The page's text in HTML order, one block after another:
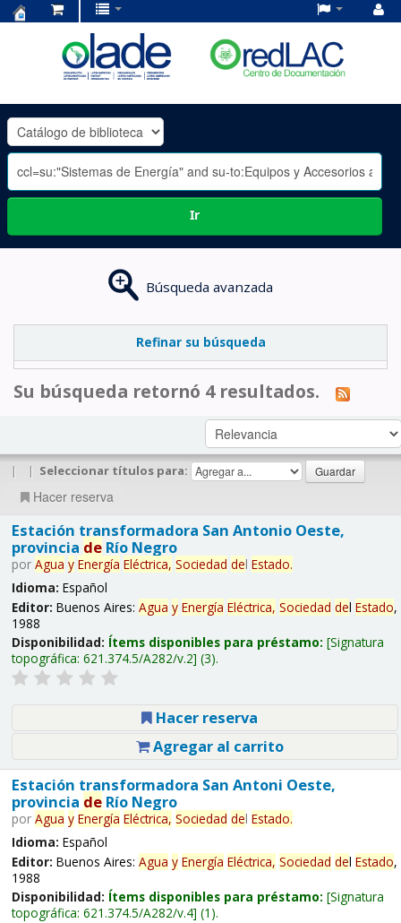
OLADE
-
Ir
Búsqueda avanzada
Refinar su búsqueda
Su búsqueda retornó 4 resultados.
| | Seleccionar títulos para:
Hacer reserva
Estación transformadora San Antonio Oeste,
provincia deRío Negro
por Agua y Energía Eléctrica, Sociedad del Estado.
Idioma: Español
Editor: Buenos Aires: Agua y Energía Eléctrica, Sociedad del Estado,
1988
Disponibilidad: Ítems disponibles para préstamo: Signatura
topográfica: 621.374.5/A282/v.2 (3).
Hacer reserva
Agregar al carrito
Estación transformadora San Antoni Oeste,
provincia deRío Negro
por Agua y Energía Eléctrica, Sociedad del Estado.
Idioma: Español
Editor: Buenos Aires: Agua y Energía Eléctrica, Sociedad del Estado,
1988
Disponibilidad: Ítems disponibles para préstamo: Signatura
topográfica: 621.374.5/A282/v.4 (1).